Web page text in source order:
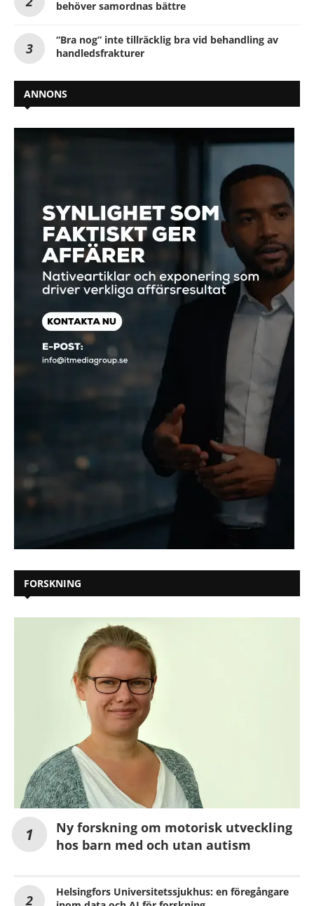
behöver samordnas bättre
“Bra nog” inte tillräcklig bra vid behandling av
handledsfrakturer
ANNONS
FORSKNING
Ny forskning om motorisk utveckling
hos barn med och utan autism
Helsingfors Universitetssjukhus: en föregångare